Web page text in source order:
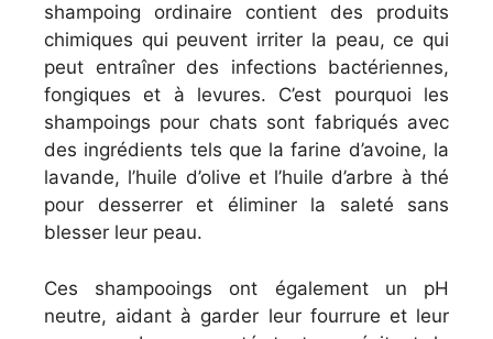
shampoing ordinaire contient des produits
chimiques qui peuvent irriter la peau, ce qui
peut entraîner des infections bactériennes,
fongiques et à levures. C’est pourquoi les
shampoings pour chats sont fabriqués avec
des ingrédients tels que la farine d’avoine, la
lavande, l’huile d’olive et l’huile d’arbre à thé
pour desserrer et éliminer la saleté sans
blesser leur peau.
Ces shampooings ont également un pH
neutre, aidant à garder leur fourrure et leur